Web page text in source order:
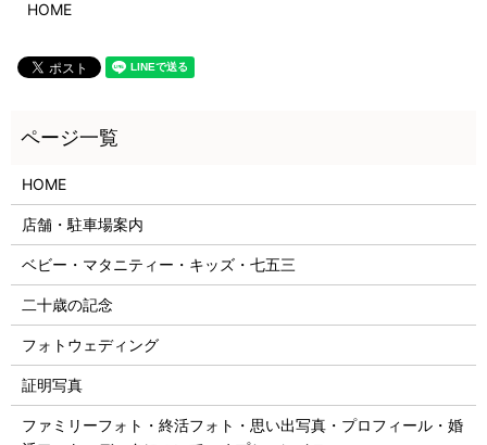
HOME
HOME
店舗・駐車場案内
ベビー・マタニティー・キッズ・七五三
二十歳の記念
フォトウェディング
証明写真
ファミリーフォト・終活フォト・思い出写真・プロフィール・婚